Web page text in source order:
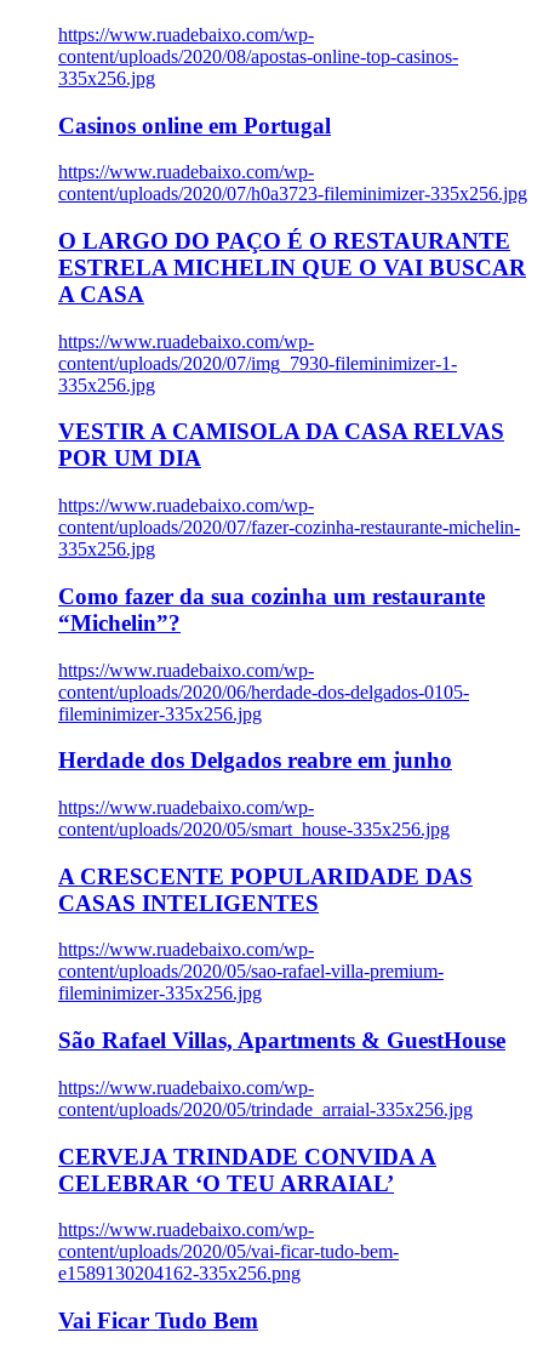
https://www.ruadebaixo.com/wp-
content/uploads/2020/08/apostas-online-top-casinos-
335x256.jpg
Casinos online em Portugal
https://www.ruadebaixo.com/wp-
content/uploads/2020/07/h0a3723-fileminimizer-335x256.jpg
O LARGO DO PAÇO É O RESTAURANTE
ESTRELA MICHELIN QUE O VAI BUSCAR
A CASA
https://www.ruadebaixo.com/wp-
content/uploads/2020/07/img_7930-fileminimizer-1-
335x256.jpg
VESTIR A CAMISOLA DA CASA RELVAS
POR UM DIA
https://www.ruadebaixo.com/wp-
content/uploads/2020/07/fazer-cozinha-restaurante-michelin-
335x256.jpg
Como fazer da sua cozinha um restaurante
“Michelin”?
https://www.ruadebaixo.com/wp-
content/uploads/2020/06/herdade-dos-delgados-0105-
fileminimizer-335x256.jpg
Herdade dos Delgados reabre em junho
https://www.ruadebaixo.com/wp-
content/uploads/2020/05/smart_house-335x256.jpg
A CRESCENTE POPULARIDADE DAS
CASAS INTELIGENTES
https://www.ruadebaixo.com/wp-
content/uploads/2020/05/sao-rafael-villa-premium-
fileminimizer-335x256.jpg
São Rafael Villas, Apartments & GuestHouse
https://www.ruadebaixo.com/wp-
content/uploads/2020/05/trindade_arraial-335x256.jpg
CERVEJA TRINDADE CONVIDA A
CELEBRAR ‘O TEU ARRAIAL’
https://www.ruadebaixo.com/wp-
content/uploads/2020/05/vai-ficar-tudo-bem-
e1589130204162-335x256.png
Vai Ficar Tudo Bem